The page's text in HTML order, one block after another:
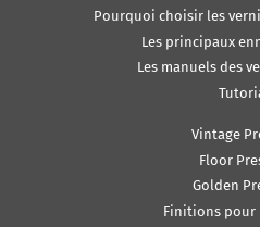
Pourquoi choisir les
Les principaux
Les manuels des
Vintage
Floor
Golden
Finitions pour